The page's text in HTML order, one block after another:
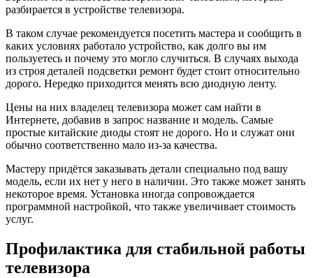
разбирается в устройстве телевизора.
В таком случае рекомендуется посетить мастера и сообщить в
каких условиях работало устройство, как долго вы им
пользуетесь и почему это могло случиться. В случаях выхода
из строя деталей подсветки ремонт будет стоит относительно
дорого. Нередко приходится менять всю диодную ленту.
Цены на них владелец телевизора может сам найти в
Интернете, добавив в запрос название и модель. Самые
простые китайские диоды стоят не дорого. Но и служат они
обычно соответственно мало из-за качества.
Мастеру придётся заказывать детали специально под вашу
модель, если их нет у него в наличии. Это также может занять
некоторое время. Установка иногда сопровождается
программной настройкой, что также увеличивает стоимость
услуг.
Профилактика для стабильной работы
телевизора